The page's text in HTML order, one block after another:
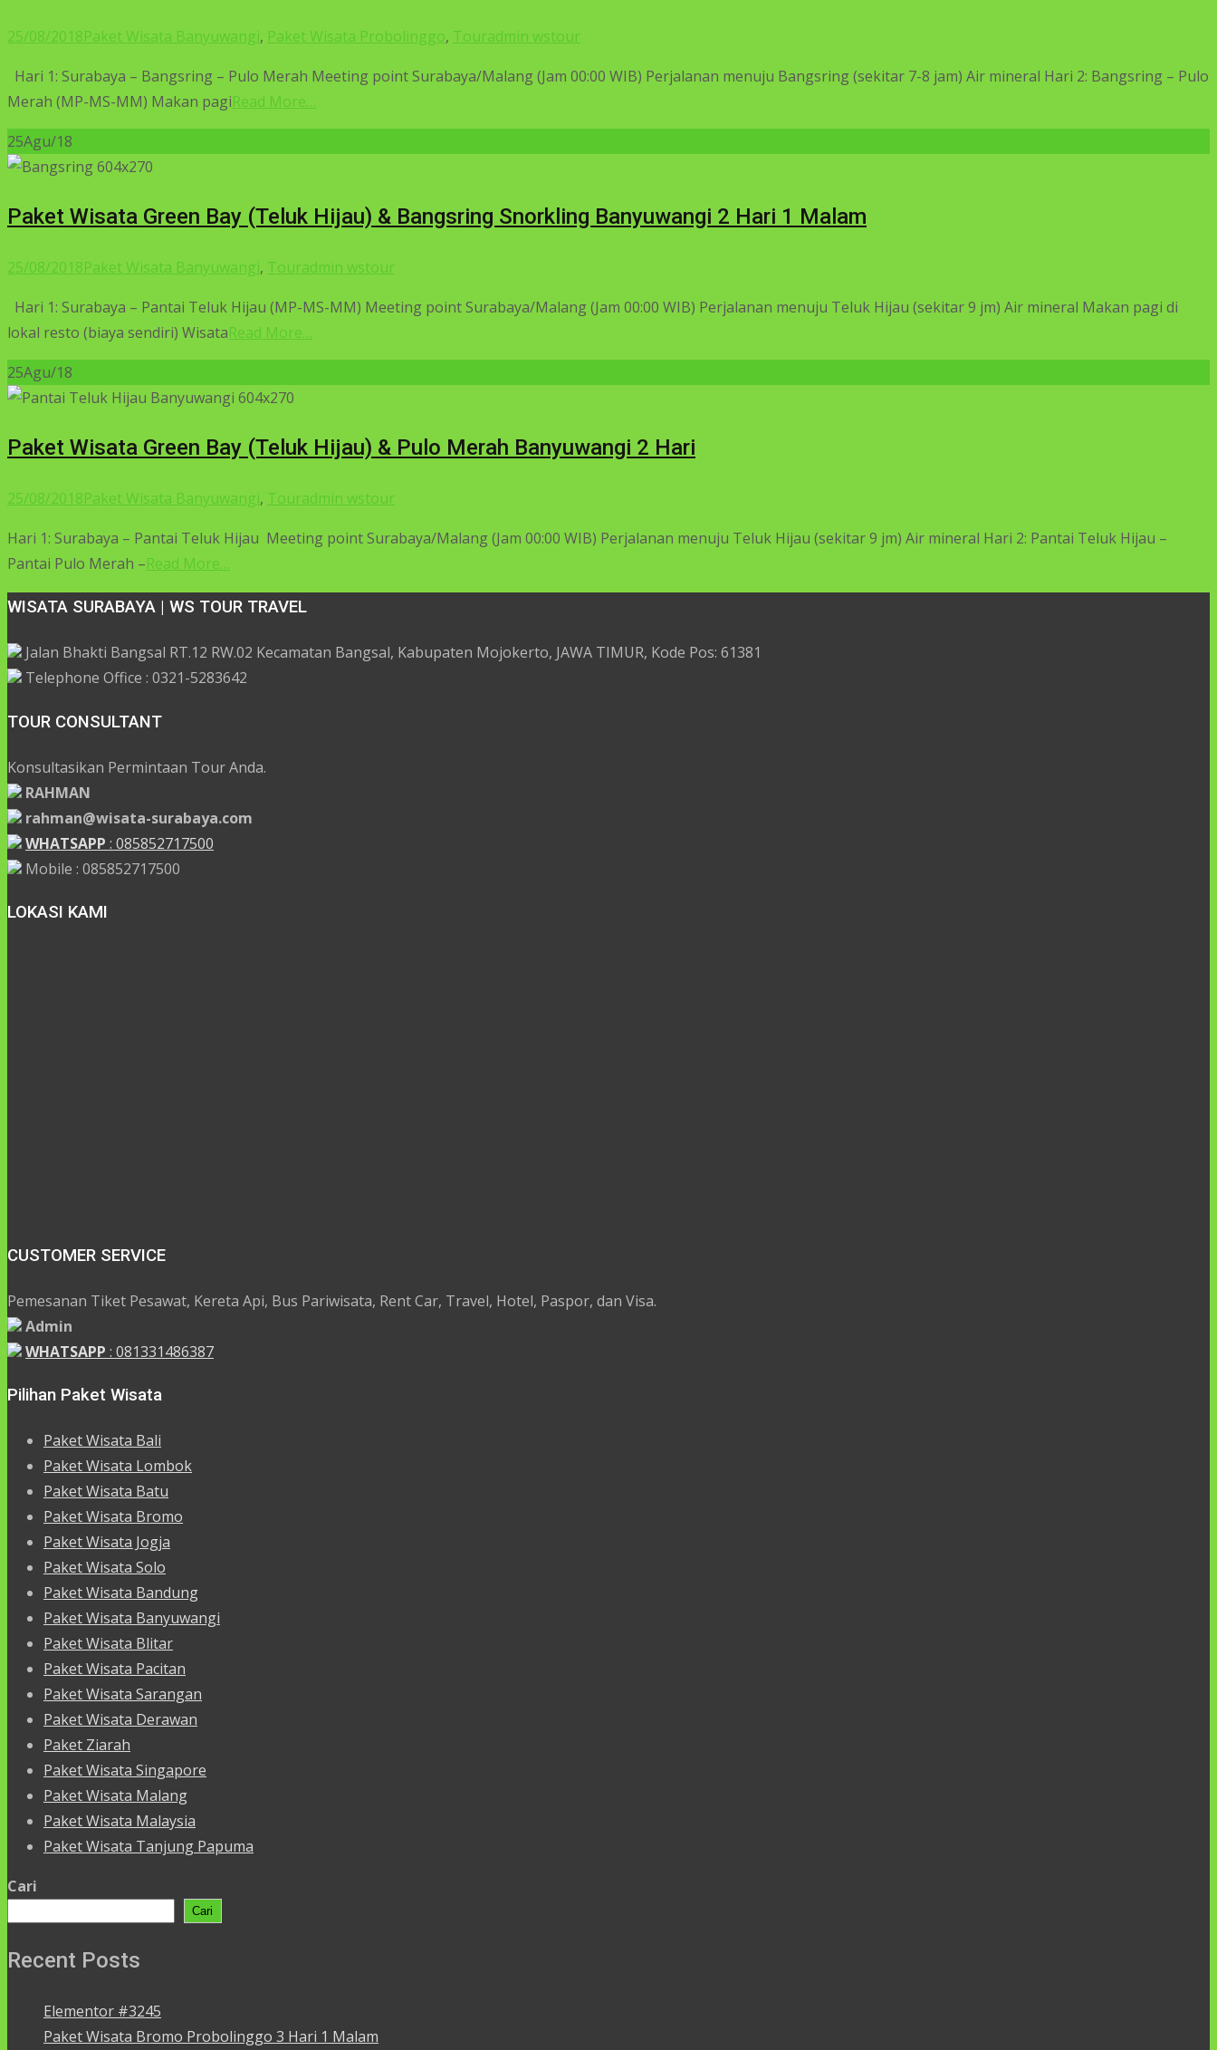
25/08/2018Paket Wisata Banyuwangi, Paket Wisata Probolinggo, Touradmin wstour
Hari 1: Surabaya – Bangsring – Pulo Merah Meeting point Surabaya/Malang (Jam 00:00 WIB) Perjalanan menuju Bangsring (sekitar 7-8 jam) Air mineral Hari 2: Bangsring – Pulo
Merah (MP-MS-MM) Makan pagiRead More…
25Agu/18
Paket Wisata Green Bay (Teluk Hijau) & Bangsring Snorkling Banyuwangi 2 Hari 1 Malam
25/08/2018Paket Wisata Banyuwangi, Touradmin wstour
Hari 1: Surabaya – Pantai Teluk Hijau (MP-MS-MM) Meeting point Surabaya/Malang (Jam 00:00 WIB) Perjalanan menuju Teluk Hijau (sekitar 9 jm) Air mineral Makan pagi di
lokal resto (biaya sendiri) WisataRead More…
25Agu/18
Paket Wisata Green Bay (Teluk Hijau) & Pulo Merah Banyuwangi 2 Hari
25/08/2018Paket Wisata Banyuwangi, Touradmin wstour
Hari 1: Surabaya – Pantai Teluk Hijau Meeting point Surabaya/Malang (Jam 00:00 WIB) Perjalanan menuju Teluk Hijau (sekitar 9 jm) Air mineral Hari 2: Pantai Teluk Hijau –
Pantai Pulo Merah –Read More…
WISATA SURABAYA | WS TOUR TRAVEL
Jalan Bhakti Bangsal RT.12 RW.02 Kecamatan Bangsal, Kabupaten Mojokerto, JAWA TIMUR, Kode Pos: 61381
Telephone Office : 0321-5283642
TOUR CONSULTANT
Konsultasikan Permintaan Tour Anda.
RAHMAN
rahman@wisata-surabaya.com
WHATSAPP : 085852717500
Mobile : 085852717500
LOKASI KAMI
CUSTOMER SERVICE
Pemesanan Tiket Pesawat, Kereta Api, Bus Pariwisata, Rent Car, Travel, Hotel, Paspor, dan Visa.
Admin
WHATSAPP : 081331486387
Pilihan Paket Wisata
Paket Wisata Bali
Paket Wisata Lombok
Paket Wisata Batu
Paket Wisata Bromo
Paket Wisata Jogja
Paket Wisata Solo
Paket Wisata Bandung
Paket Wisata Banyuwangi
Paket Wisata Blitar
Paket Wisata Pacitan
Paket Wisata Sarangan
Paket Wisata Derawan
Paket Ziarah
Paket Wisata Singapore
Paket Wisata Malang
Paket Wisata Malaysia
Paket Wisata Tanjung Papuma
Cari
Cari
Recent Posts
Elementor #3245
Paket Wisata Bromo Probolinggo 3 Hari 1 Malam